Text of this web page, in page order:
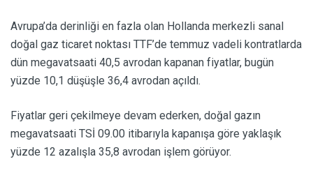
Avrupa’da derinliği en fazla olan Hollanda merkezli sanal
doğal gaz ticaret noktası TTF’de temmuz vadeli kontratlarda
dün megavatsaati 40,5 avrodan kapanan fiyatlar, bugün
yüzde 10,1 düşüşle 36,4 avrodan açıldı.
Fiyatlar geri çekilmeye devam ederken, doğal gazın
megavatsaati TSİ 09.00 itibarıyla kapanışa göre yaklaşık
yüzde 12 azalışla 35,8 avrodan işlem görüyor.